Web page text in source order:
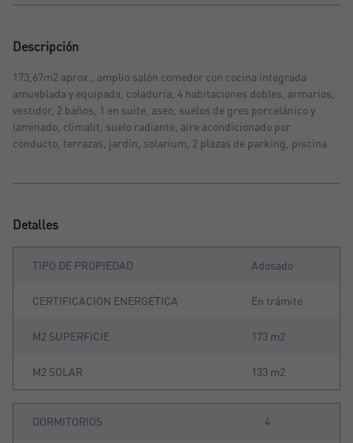
Descripción
173,67m2 aprox., amplio salón comedor con cocina integrada
amueblada y equipada, coladuria, 4 habitaciones dobles, armarios,
vestidor, 2 baños, 1 en suite, aseo, suelos de gres porcelánico y
laminado, climalit, suelo radiante, aire acondicionado por
conducto, terrazas, jardín, solarium, 2 plazas de parking, piscina.
Detalles
TIPO DE PROPIEDAD Adosado
CERTIFICACION ENERGÉTICA En trámite
M2 SUPERFICIE 173 m2
M2 SOLAR 133 m2
DORMITORIOS 4